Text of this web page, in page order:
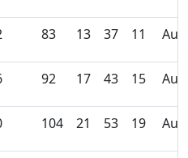
83 13 37 11
92 17 43 15
104 21 53 19